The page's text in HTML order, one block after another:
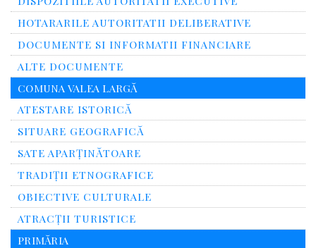
HOTARARILE AUTORITATII DELIBERATIVE
DOCUMENTE SI INFORMATII FINANCIARE
ALTE DOCUMENTE
COMUNA VALEA LARGĂ
ATESTARE ISTORICĂ
SITUARE GEOGRAFICĂ
SATE APARȚINĂTOARE
TRADIȚII ETNOGRAFICE
OBIECTIVE CULTURALE
ATRACȚII TURISTICE
PRIMĂRIA